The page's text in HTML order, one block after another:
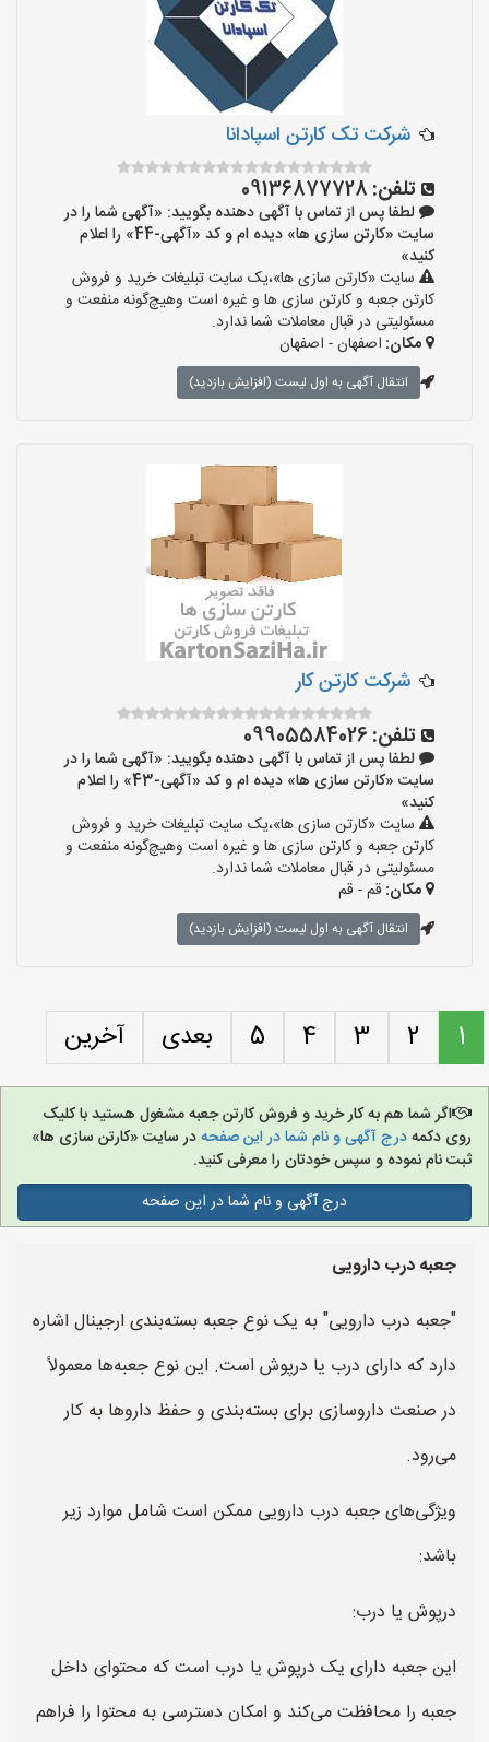
شرکت تک کارتن اسپادانا
تلفن: 09136877728
لطفا پس از تماس با آگهی دهنده بگویید: «آگهی شما را در
سایت «کارتن سازی ها» دیده ام و کد «آگهی-44» را اعلام
کنید»
سایت «کارتن سازی ها»،یک سایت تبلیغات خرید و فروش
کارتن جعبه و کارتن سازی ها و غیره است وهیچ‌گونه منفعت و
مسئولیتی در قبال معاملات شما ندارد.
مکان: اصفهان - اصفهان
انتقال آگهی به اول لیست (افزایش بازدید)
شرکت کارتن کار
تلفن: 09905584026
لطفا پس از تماس با آگهی دهنده بگویید: «آگهی شما را در
سایت «کارتن سازی ها» دیده ام و کد «آگهی-43» را اعلام
کنید»
سایت «کارتن سازی ها»،یک سایت تبلیغات خرید و فروش
کارتن جعبه و کارتن سازی ها و غیره است وهیچ‌گونه منفعت و
مسئولیتی در قبال معاملات شما ندارد.
مکان: قم - قم
انتقال آگهی به اول لیست (افزایش بازدید)
1
2
3
4
5 بعدی آخرین
اگر شما هم به کار خرید و فروش کارتن جعبه مشغول هستید با کلیک
روی دکمهدرج آگهی و نام شما در این صفحهدر سایت «کارتن سازی ها»
ثبت نام نموده و سپس خودتان را معرفی کنید.
درج آگهی و نام شما در این صفحه
جعبه درب دارویی
"جعبه درب دارویی" به یک نوع جعبه بسته‌بندی ارجینال اشاره
دارد که دارای درب یا درپوش است. این نوع جعبه‌ها معمولاً
در صنعت داروسازی برای بسته‌بندی و حفظ داروها به کار
می‌رود.
ویژگی‌های جعبه درب دارویی ممکن است شامل موارد زیر
باشد:
درپوش یا درب:
این جعبه دارای یک درپوش یا درب است که محتوای داخل
جعبه را محافظت می‌کند و امکان دسترسی به محتوا را فراهم